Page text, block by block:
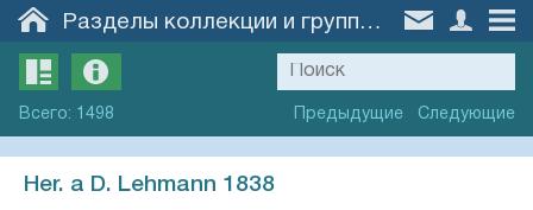
Разделы коллекции и группы образцов
Всего: 1498 Предыдущие Следующие
Her. a D. Lehmann 1838